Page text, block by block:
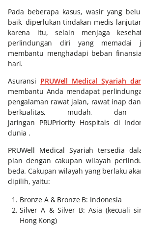
Pada beberapa kasus, wasir yang
baik, diperlukan tindakan medis
karena itu, selain menjaga
perlindungan diri yang memadai
membantu menghadapi beban
hari.
Asuransi PRUWell Medical Syariah
membantu Anda mendapat
pengalaman rawat jalan, rawat inap
berkualitas, mudah, dan
jaringan PRUPriority Hospitals di
dunia .
PRUWell Medical Syariah tersedia
plan dengan cakupan wilayah
beda. Cakupan wilayah yang berlaku
dipilih, yaitu:
Bronze A & Bronze B: Indonesia
Silver A & Silver B: Asia (kecuali
Hong Kong)